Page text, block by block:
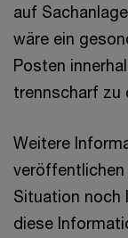
auf
wäre ein
Posten
trennscharf zu
Weitere
Situation noch
diese